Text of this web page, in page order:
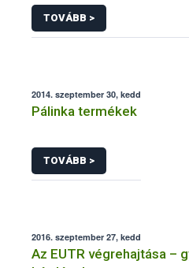
TOVÁBB >
2014. szeptember 30, kedd
Pálinka termékek
TOVÁBB >
2016. szeptember 27, kedd
Az EUTR végrehajtása –